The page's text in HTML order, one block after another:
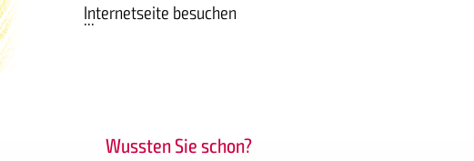
Internetseite besuchen
Wussten Sie schon?